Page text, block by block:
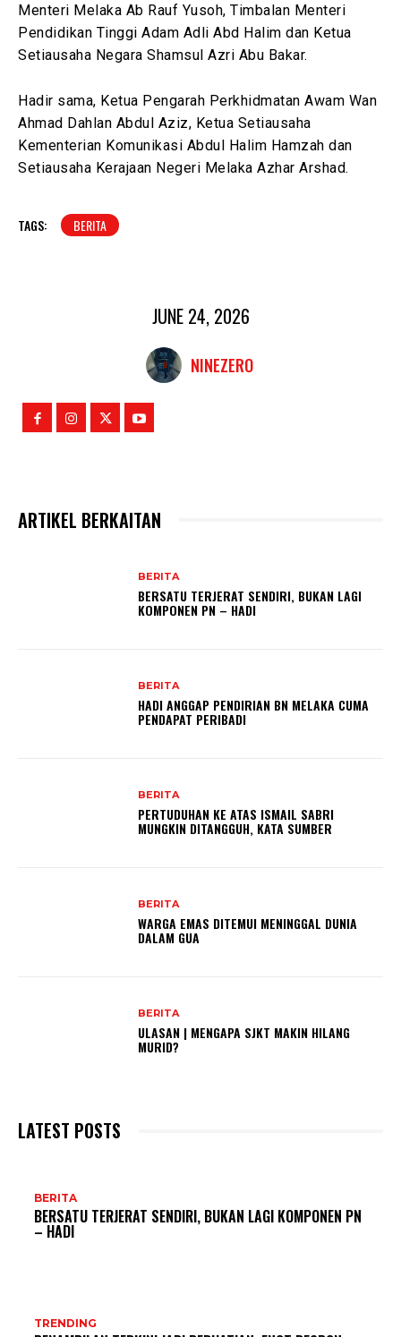
Menteri Melaka Ab Rauf Yusoh, Timbalan Menteri
Pendidikan Tinggi Adam Adli Abd Halim dan Ketua
Setiausaha Negara Shamsul Azri Abu Bakar.
Hadir sama, Ketua Pengarah Perkhidmatan Awam Wan
Ahmad Dahlan Abdul Aziz, Ketua Setiausaha
Kementerian Komunikasi Abdul Halim Hamzah dan
Setiausaha Kerajaan Negeri Melaka Azhar Arshad.
TAGS: BERITA
JUNE 24, 2026
NINEZERO
ARTIKEL BERKAITAN
BERITA
BERSATU TERJERAT SENDIRI, BUKAN LAGI
KOMPONEN PN – HADI
BERITA
HADI ANGGAP PENDIRIAN BN MELAKA CUMA
PENDAPAT PERIBADI
BERITA
PERTUDUHAN KE ATAS ISMAIL SABRI
MUNGKIN DITANGGUH, KATA SUMBER
BERITA
WARGA EMAS DITEMUI MENINGGAL DUNIA
DALAM GUA
BERITA
ULASAN | MENGAPA SJKT MAKIN HILANG
MURID?
LATEST POSTS
BERITA
BERSATU TERJERAT SENDIRI, BUKAN LAGI KOMPONEN PN
– HADI
TRENDING